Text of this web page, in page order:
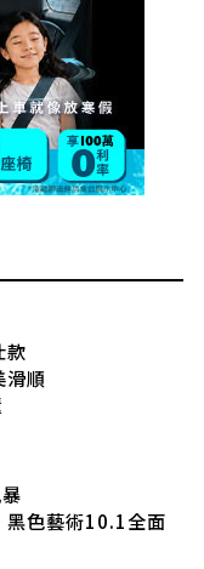
台北萬豪「萬有飲
場